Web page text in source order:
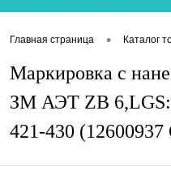
Главная страница • Каталог
Маркировка с
ЗМ АЭТ ZB
421-430